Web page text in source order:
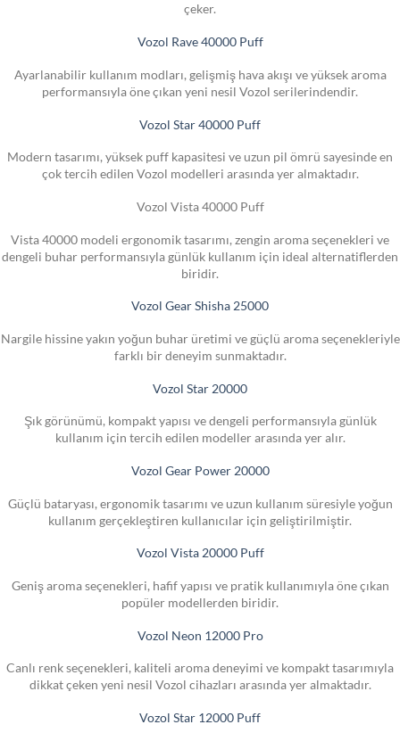
çeker.
Vozol Rave 40000 Puff
Ayarlanabilir kullanım modları, gelişmiş hava akışı ve yüksek aroma
performansıyla öne çıkan yeni nesil Vozol serilerindendir.
Vozol Star 40000 Puff
Modern tasarımı, yüksek puff kapasitesi ve uzun pil ömrü sayesinde en
çok tercih edilen Vozol modelleri arasında yer almaktadır.
Vozol Vista 40000 Puff
Vista 40000 modeli ergonomik tasarımı, zengin aroma seçenekleri ve
dengeli buhar performansıyla günlük kullanım için ideal alternatiflerden
biridir.
Vozol Gear Shisha 25000
Nargile hissine yakın yoğun buhar üretimi ve güçlü aroma seçenekleriyle
farklı bir deneyim sunmaktadır.
Vozol Star 20000
Şık görünümü, kompakt yapısı ve dengeli performansıyla günlük
kullanım için tercih edilen modeller arasında yer alır.
Vozol Gear Power 20000
Güçlü bataryası, ergonomik tasarımı ve uzun kullanım süresiyle yoğun
kullanım gerçekleştiren kullanıcılar için geliştirilmiştir.
Vozol Vista 20000 Puff
Geniş aroma seçenekleri, hafif yapısı ve pratik kullanımıyla öne çıkan
popüler modellerden biridir.
Vozol Neon 12000 Pro
Canlı renk seçenekleri, kaliteli aroma deneyimi ve kompakt tasarımıyla
dikkat çeken yeni nesil Vozol cihazları arasında yer almaktadır.
Vozol Star 12000 Puff